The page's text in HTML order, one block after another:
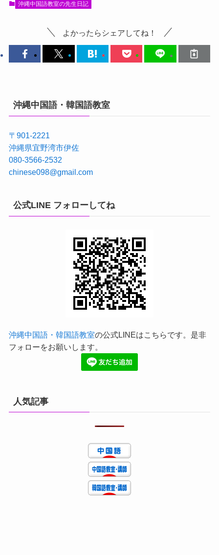
沖縄中国語教室の先生日記
よかったらシェアしてね！
沖縄中国語・韓国語教室
〒901-2221
沖縄県宜野湾市伊佐
080-3566-2532
chinese098@gmail.com
公式LINE フォローしてね
沖縄中国語・韓国語教室の公式LINEはこちらです。是非
フォローをお願いします。
人気記事